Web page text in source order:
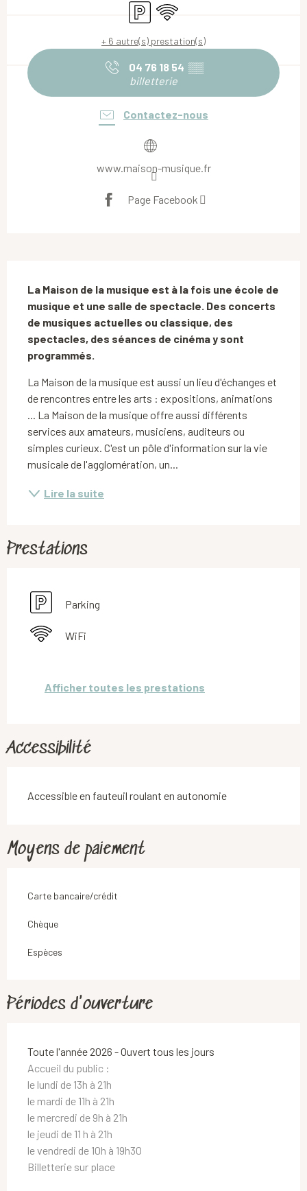
ParkingWiFi
+ 6 autre(s) prestation(s)
04 76 18 54 ▒▒
billetterie
Contactez-nous
www.maison-musique.fr
Page Facebook
La Maison de la musique est à la fois une école de
musique et une salle de spectacle. Des concerts
de musiques actuelles ou classique, des
spectacles, des séances de cinéma y sont
programmés.
La Maison de la musique est aussi un lieu d'échanges et
de rencontres entre les arts : expositions, animations
... La Maison de la musique offre aussi différents
services aux amateurs, musiciens, auditeurs ou
simples curieux. C'est un pôle d'information sur la vie
musicale de l'agglomération, un...
Lire la suite
Prestations
Parking
WiFi
Afficher toutes les prestations
Accessibilité
Accessible en fauteuil roulant en autonomie
Moyens de paiement
Carte bancaire/crédit
Chèque
Espèces
Périodes d'ouverture
Toute l'année 2026 - Ouvert tous les jours
Accueil du public :
le lundi de 13h à 21h
le mardi de 11h à 21h
le mercredi de 9h à 21h
le jeudi de 11 h à 21h
le vendredi de 10h à 19h30
Billetterie sur place